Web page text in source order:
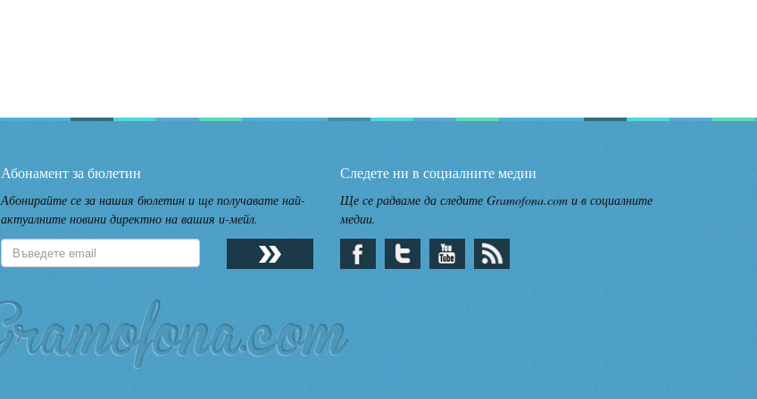
Абонамент за бюлетин
Абонирайте се за нашия бюлетин и ще получавате най-
актуалните новини директно на вашия и-мейл.
Следете ни в социалните медии
Ще се радваме да следите Gramofona.com и в социалните
медии.